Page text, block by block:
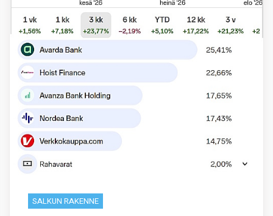
SALKUN RAKENNE